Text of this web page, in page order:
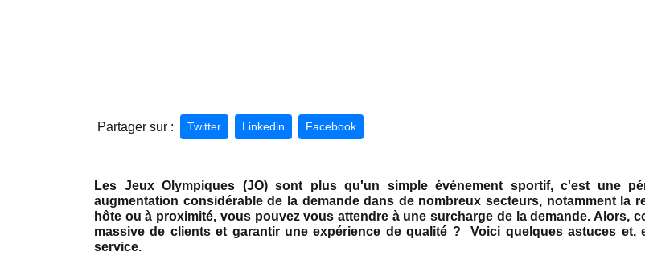
Partager sur : Twitter Linkedin Facebook
Les Jeux Olympiques (JO) sont plus qu'un simple événement sportif, c'est une
augmentation considérable de la demande dans de nombreux secteurs, notamment la
hôte ou à proximité, vous pouvez vous attendre à une surcharge de la demande. Alors,
massive de clients et garantir une expérience de qualité ? Voici quelques astuces
service.